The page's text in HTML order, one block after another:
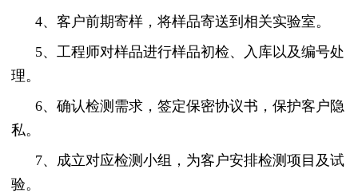
4、客户前期寄样，将样品寄送到相关实验室。
5、工程师对样品进行样品初检、入库以及编号处
理。
6、确认检测需求，签定保密协议书，保护客户隐
私。
7、成立对应检测小组，为客户安排检测项目及试
验。